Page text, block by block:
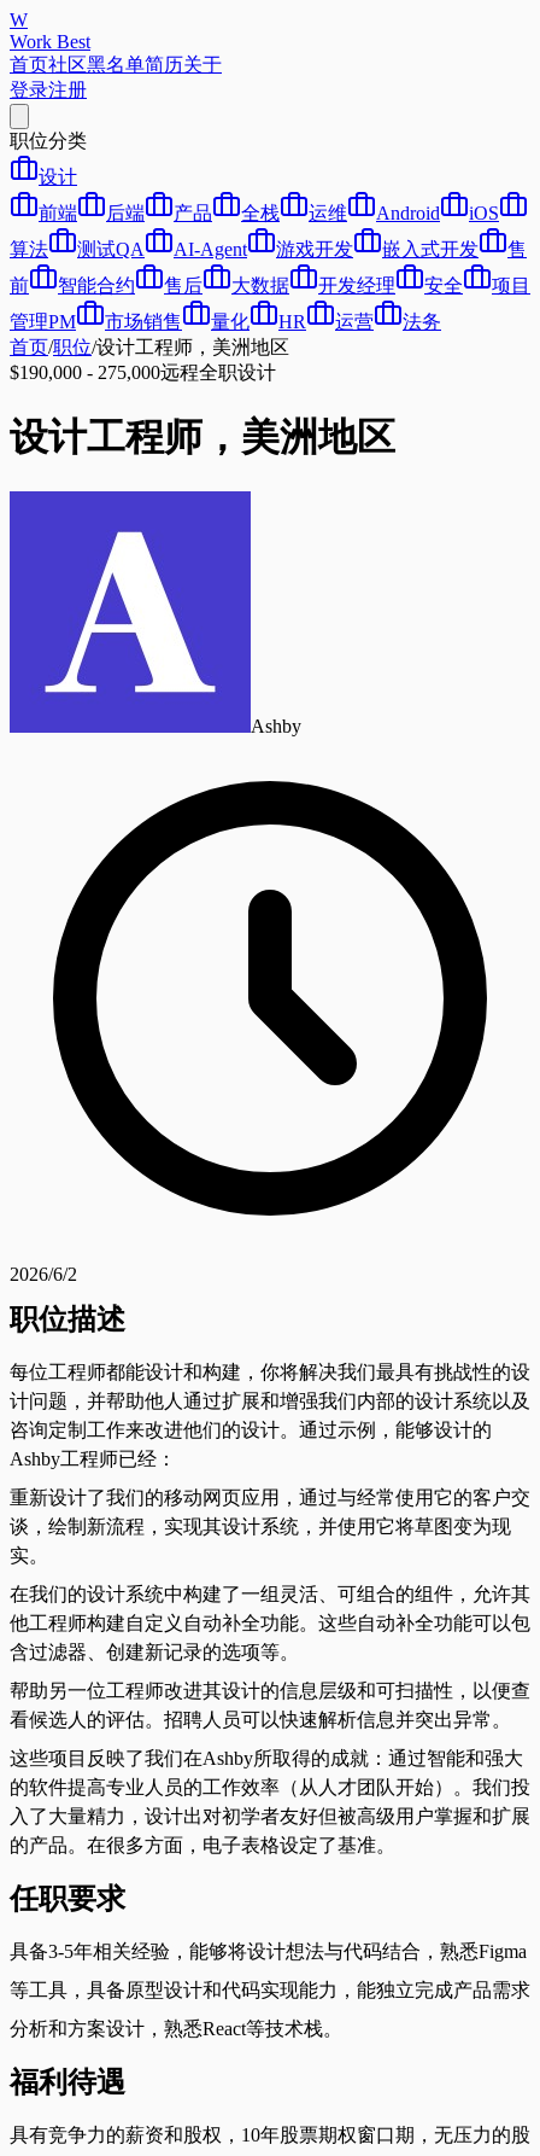
W
Work Best
首页社区黑名单简历关于
登录注册
职位分类
设计
前端
后端 产品 全栈 运维 Android
iOS
算法
测试QA AI-Agent 游戏开发 嵌入式开发
售
前
智能合约 售后 大数据 开发经理 安全
项目
管理PM
市场销售 量化 HR 运营
法务
首页/职位/设计工程师，美洲地区
$190,000 - 275,000远程全职设计
设计工程师，美洲地区
Ashby
2026/6/2
职位描述
每位工程师都能设计和构建，你将解决我们最具有挑战性的设
计问题，并帮助他人通过扩展和增强我们内部的设计系统以及
咨询定制工作来改进他们的设计。通过示例，能够设计的
Ashby工程师已经：
重新设计了我们的移动网页应用，通过与经常使用它的客户交
谈，绘制新流程，实现其设计系统，并使用它将草图变为现
实。
在我们的设计系统中构建了一组灵活、可组合的组件，允许其
他工程师构建自定义自动补全功能。这些自动补全功能可以包
含过滤器、创建新记录的选项等。
帮助另一位工程师改进其设计的信息层级和可扫描性，以便查
看候选人的评估。招聘人员可以快速解析信息并突出异常。
这些项目反映了我们在Ashby所取得的成就：通过智能和强大
的软件提高专业人员的工作效率（从人才团队开始）。我们投
入了大量精力，设计出对初学者友好但被高级用户掌握和扩展
的产品。在很多方面，电子表格设定了基准。
任职要求
具备3-5年相关经验，能够将设计想法与代码结合，熟悉Figma
等工具，具备原型设计和代码实现能力，能独立完成产品需求
分析和方案设计，熟悉React等技术栈。
福利待遇
具有竞争力的薪资和股权，10年股票期权窗口期，无压力的股